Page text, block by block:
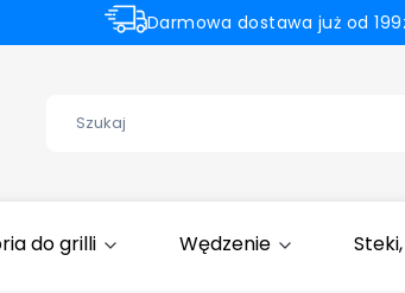
Darmowa dostawa już od
do grilli Wędzenie